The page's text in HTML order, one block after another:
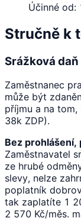
Účinné od:
Stručně k
Srážková daň
Zaměstnanec
může být
příjmu a na
38k ZDP).
Bez
Zaměstnavatel
ze hrubé
slevy, nelze
poplatník
tak zaplatíte 1
2 570 Kč/měs.